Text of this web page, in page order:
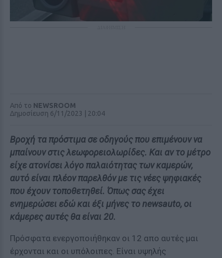
Από το NEWSROOM
Δημοσίευση 6/11/2023 | 20:04
Βροχή τα πρόστιμα σε οδηγούς που επιμένουν να
μπαίνουν στις λεωφορειολωρίδες. Και αν το μέτρο
είχε ατονίσει λόγο παλαιότητας των καμερών,
αυτό είναι πλέον παρελθόν με τις νέες ψηφιακές
που έχουν τοποθετηθεί. Όπως σας έχει
ενημερώσει εδώ και έξι μήνες το newsauto, οι
κάμερες αυτές θα είναι 20.
Πρόσφατα ενεργοποιήθηκαν οι 12 απο αυτές μαι
έρχονται και οι υπόλοιπες. Είναι υψηλής